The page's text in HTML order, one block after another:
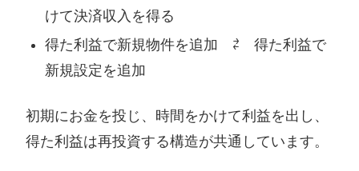
けて決済収入を得る
得た利益で新規物件を追加 ⇄ 得た利益で
新規設定を追加
初期にお金を投じ、時間をかけて利益を出し、
得た利益は再投資する構造が共通しています。